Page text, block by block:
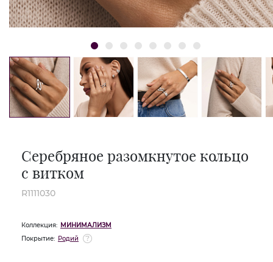
Серебряное разомкнутое кольцо
с витком
R1111030
Коллекция: МИНИМАЛИЗМ
Покрытие: Родий